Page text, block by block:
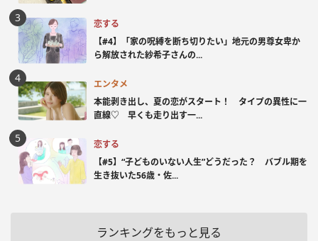
恋する
【#4】「家の呪縛を断ち切りたい」地元の男尊女卑か
ら解放された紗希子さんの...
エンタメ
本能剥き出し、夏の恋がスタート！ タイプの異性に一
直線♡ 早くも走り出す一...
恋する
【#5】“子どものいない人生”どうだった？ バブル期を
生き抜いた56歳・佐...
ランキングをもっと見る